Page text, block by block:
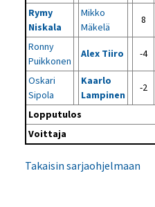
Rymy
Niskala
Mikko
Mäkelä
8
Ronny
Puikkonen
Alex Tiiro -4
Oskari
Sipola
Kaarlo
Lampinen
-2
Lopputulos
Voittaja
Takaisin sarjaohjelmaan